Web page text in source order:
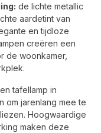
de lichte metallic
aardetint van
en tijdloze
creëren een
de woonkamer,
tafellamp in
om jarenlang mee te
Hoogwaardige
maken deze